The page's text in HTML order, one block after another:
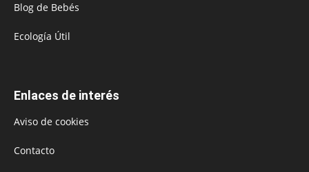
Blog de Bebés
Ecología Útil
Enlaces de interés
Aviso de cookies
Contacto